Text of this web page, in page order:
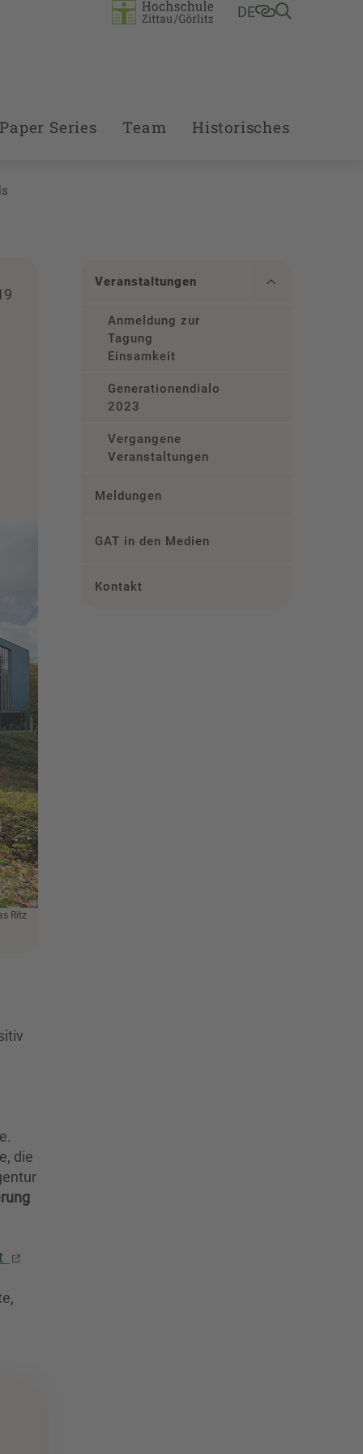
DE
Series Team Historisches
Ritz
die
Veranstaltungen
Anmeldung zur
Tagung
Einsamkeit
Generationendialog
2023
Vergangene
Veranstaltungen
Meldungen
GAT in den Medien
Kontakt